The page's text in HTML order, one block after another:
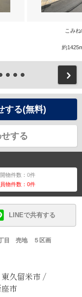
こみ
約
する(無料)
する
物件数：0件
物件数：0件
LINEで共有する
丁目 売地 ５区画
東久留米市 /
市